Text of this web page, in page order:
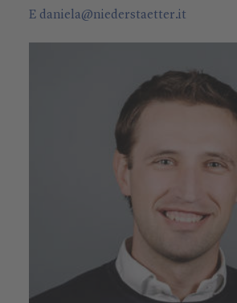
E daniela@niederstaetter.it